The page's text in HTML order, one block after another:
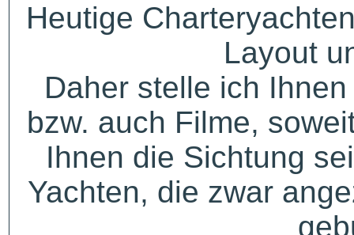
Heutige
Layout
Daher stelle ich
bzw. auch Filme,
Ihnen die Sichtung
Yachten, die zwar